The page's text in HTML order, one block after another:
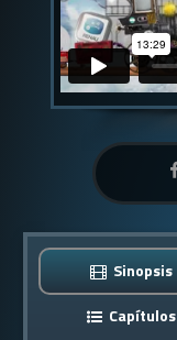
Sinopsis
Capítulos